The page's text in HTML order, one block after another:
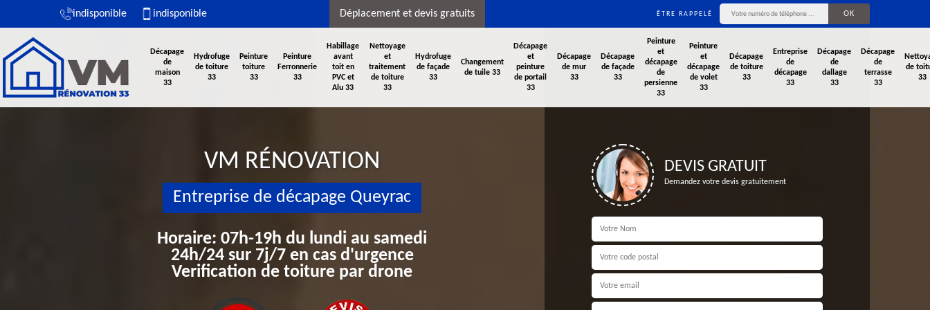
indisponible indisponible Déplacement et devis gratuits ÊTRE RAPPELÉ
Décapage
de
maison
33
Hydrofuge
de toiture
33
Peinture
toiture
33
Peinture
Ferronnerie
33
Habillage
avant
toit en
PVC et
Alu 33
Nettoyage
et
traitement
de toiture
33
Hydrofuge
de façade
33
Changement
de tuile 33
Décapage
et
peinture
de portail
33
Décapage
de mur
33
Décapage
de façade
33
Peinture
et
décapage
de
persienne
33
Peinture
et
décapage
de volet
33
Décapage
de toiture
33
Entreprise
de
décapage
33
Décapage
de
dallage
33
Décapage
de
terrasse
33
de
33
VM RÉNOVATION
Entreprise de décapage Queyrac
Horaire: 07h-19h du lundi au samedi
24h/24 sur 7j/7 en cas d'urgence
Verification de toiture par drone
DEVIS GRATUIT
Demandez votre devis gratuitement